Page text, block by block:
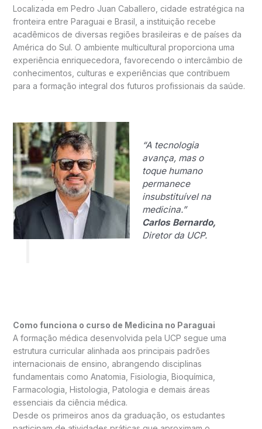
Localizada em Pedro Juan Caballero, cidade estratégica na
fronteira entre Paraguai e Brasil, a instituição recebe
acadêmicos de diversas regiões brasileiras e de países da
América do Sul. O ambiente multicultural proporciona uma
experiência enriquecedora, favorecendo o intercâmbio de
conhecimentos, culturas e experiências que contribuem
para a formação integral dos futuros profissionais da saúde.
“A tecnologia
avança, mas o
toque humano
permanece
insubstituível na
medicina.”
Carlos Bernardo,
Diretor da UCP.
Como funciona o curso de Medicina no Paraguai
A formação médica desenvolvida pela UCP segue uma
estrutura curricular alinhada aos principais padrões
internacionais de ensino, abrangendo disciplinas
fundamentais como Anatomia, Fisiologia, Bioquímica,
Farmacologia, Histologia, Patologia e demais áreas
essenciais da ciência médica.
Desde os primeiros anos da graduação, os estudantes